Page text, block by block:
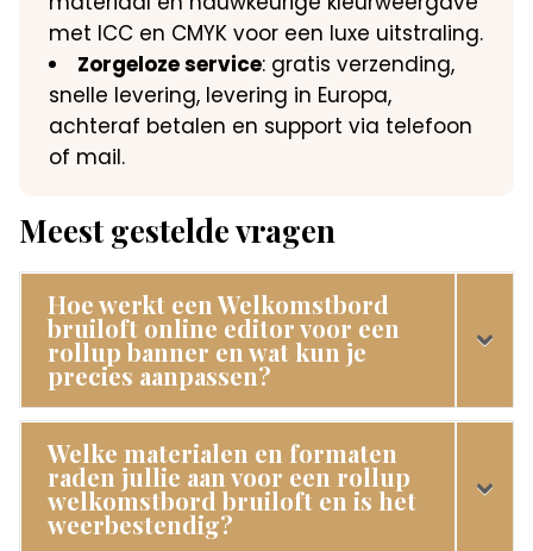
met ICC en CMYK voor een luxe uitstraling.
Zorgeloze service: gratis verzending,
snelle levering, levering in Europa,
achteraf betalen en support via telefoon
of mail.
Meest gestelde vragen
Hoe werkt een Welkomstbord
bruiloft online editor voor een
rollup banner en wat kun je
precies aanpassen?
Welke materialen en formaten
raden jullie aan voor een rollup
welkomstbord bruiloft en is het
weerbestendig?